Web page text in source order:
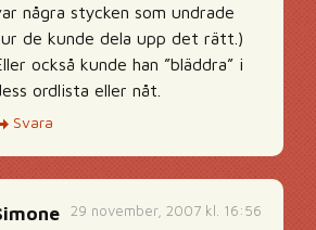
några stycken som undrade
de kunde dela upp det rätt.)
också kunde han ”bläddra” i
ordlista eller nåt.
Svara
29 november, 2007 kl. 16:56